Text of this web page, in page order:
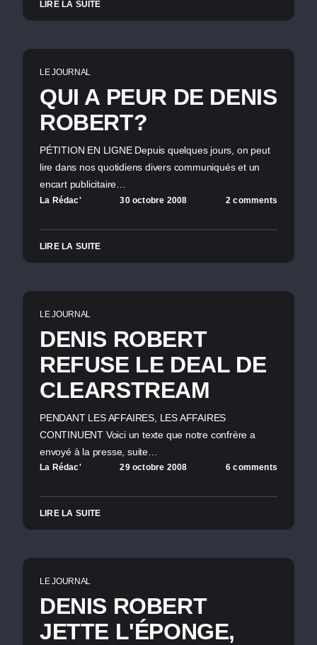
LIRE LA SUITE
LE JOURNAL
QUI A PEUR DE DENIS
ROBERT?
PÉTITION EN LIGNE Depuis quelques jours, on peut
lire dans nos quotidiens divers communiqués et un
encart publicitaire…
La Rédac' 30 octobre 2008 2 comments
LIRE LA SUITE
LE JOURNAL
DENIS ROBERT
REFUSE LE DEAL DE
CLEARSTREAM
PENDANT LES AFFAIRES, LES AFFAIRES
CONTINUENT Voici un texte que notre confrère a
envoyé à la presse, suite…
La Rédac' 29 octobre 2008 6 comments
LIRE LA SUITE
LE JOURNAL
DENIS ROBERT
JETTE L'ÉPONGE,